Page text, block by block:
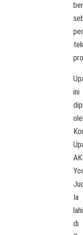
ini
Ia
di